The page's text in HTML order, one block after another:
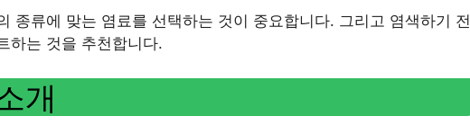
종류에 맞는 염료를 선택하는 것이 중요합니다. 그리고 염색하기 전
하는 것을 추천합니다.
개